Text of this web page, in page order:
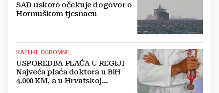
SAD uskoro očekuje dogovor o
Hormuškom tjesnacu
RAZLIKE OGROMNE
USPOREDBA PLAĆA U REGIJI
Najveća plaća doktora u BiH
4.000 KM, a u Hrvatskoj